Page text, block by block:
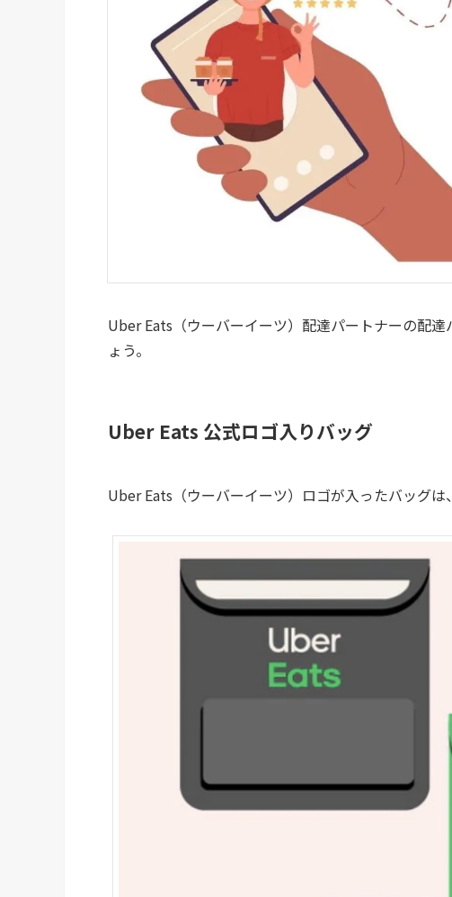
Uber Eats（ウーバーイーツ）配達パートナーの配
ょう。
Uber Eats 公式ロゴ入りバッグ
Uber Eats（ウーバーイーツ）ロゴが入ったバッグは